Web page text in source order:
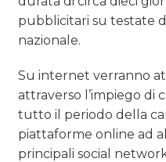
pubblicitari su testate
nazionale.
Su internet verranno
attraverso l’impiego di
tutto il periodo della
piattaforme online ad
principali social